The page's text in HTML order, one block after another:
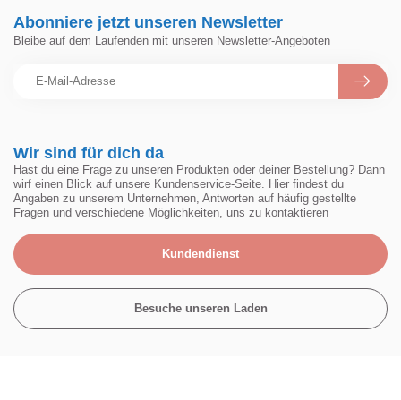
Wir sind für dich da
Hast du eine Frage zu unseren Produkten oder deiner Bestellung? Dann
wirf einen Blick auf unsere Kundenservice-Seite. Hier findest du
Angaben zu unserem Unternehmen, Antworten auf häufig gestellte
Fragen und verschiedene Möglichkeiten, uns zu kontaktieren
Kundendienst
Besuche unseren Laden
Abonniere jetzt unseren Newsletter
Bleibe auf dem Laufenden mit unseren Newsletter-Angeboten